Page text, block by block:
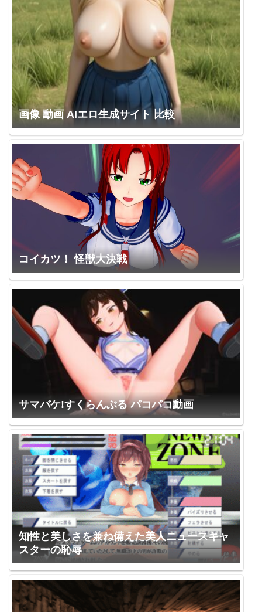
画像 動画 AIエロ生成サイト 比較
コイカツ！ 怪獣大決戦
サマバケ!すくらんぶる パコパコ動画
知性と美しさを兼ね備えた美人ニュースキャ
スターの恥辱